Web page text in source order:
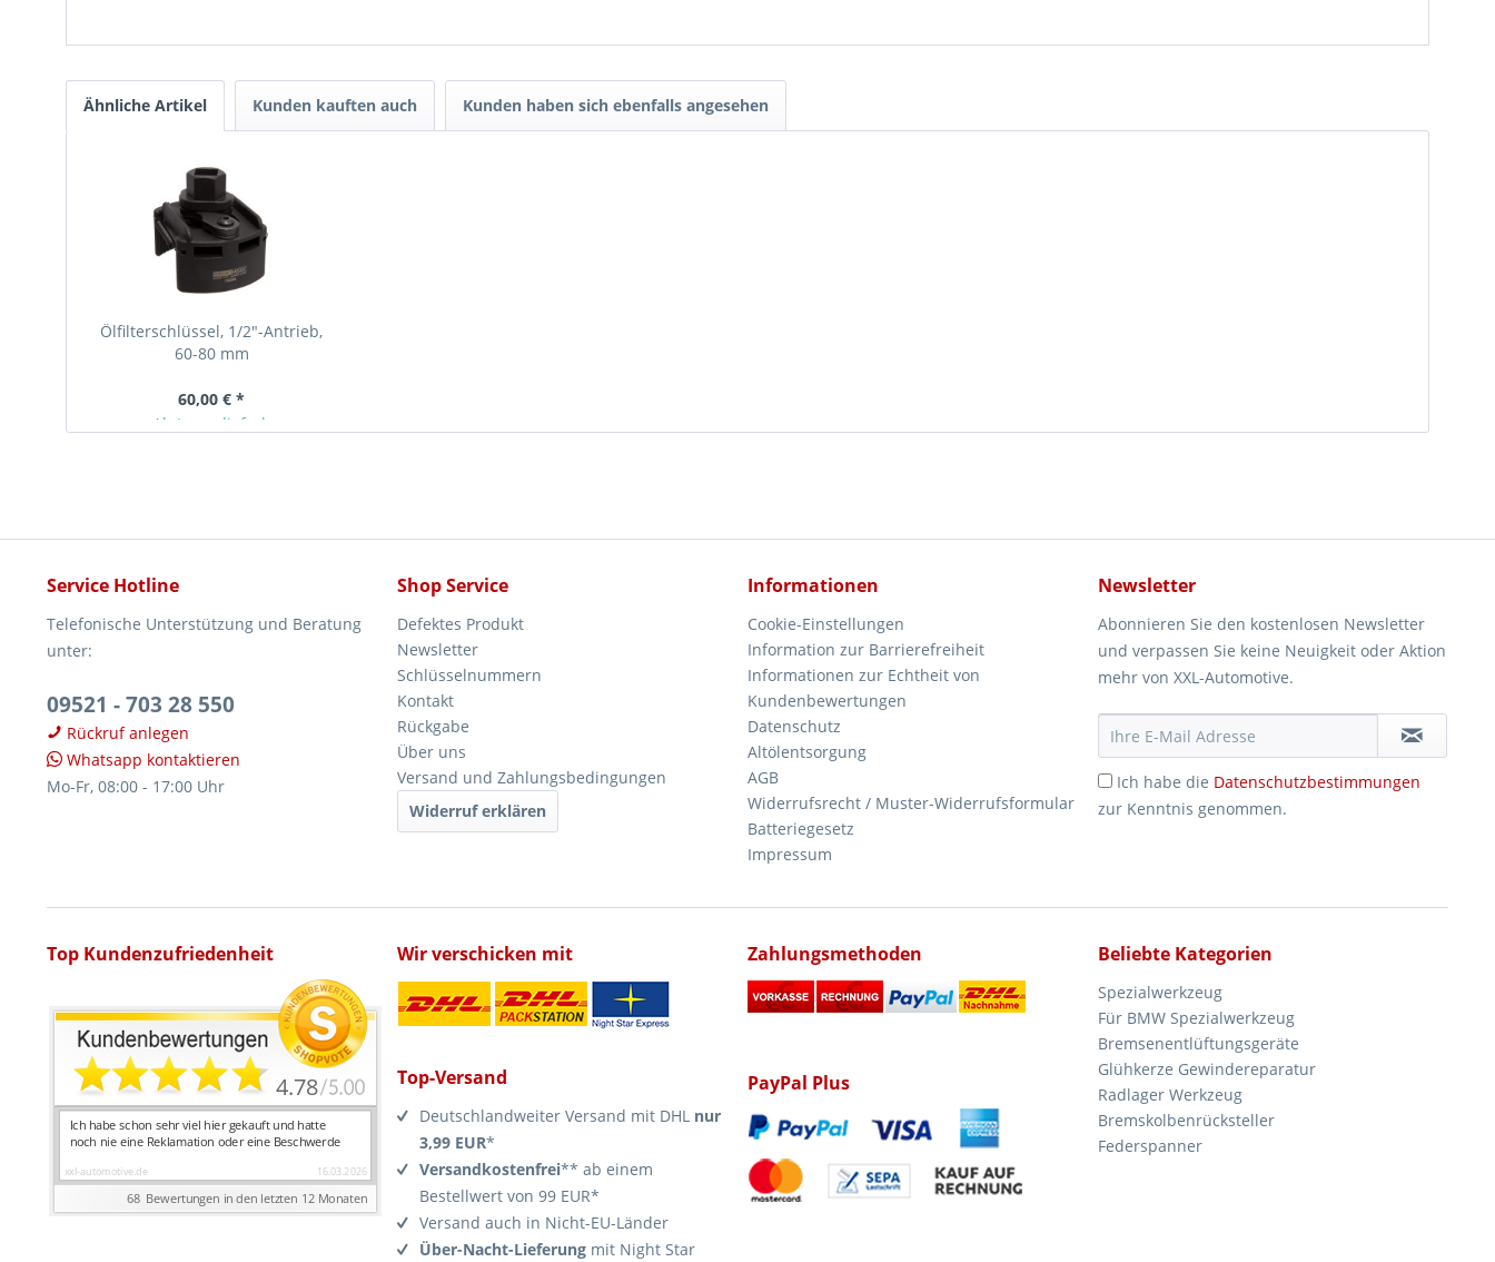
Ähnliche Artikel Kunden kauften auch Kunden haben sich ebenfalls angesehen
Ölfilterschlüssel, 1/2"-Antrieb,
60-80 mm
60,00 € *
Ab Lager lieferbar
Service Hotline
Telefonische Unterstützung und Beratung
unter:
09521 - 703 28 550
Rückruf anlegen
Whatsapp kontaktieren
Mo-Fr, 08:00 - 17:00 Uhr
Shop Service
Defektes Produkt
Newsletter
Schlüsselnummern
Kontakt
Rückgabe
Über uns
Versand und Zahlungsbedingungen
Widerruf erklären
Informationen
Cookie-Einstellungen
Information zur Barrierefreiheit
Informationen zur Echtheit von
Kundenbewertungen
Datenschutz
Altölentsorgung
AGB
Widerrufsrecht / Muster-Widerrufsformular
Batteriegesetz
Impressum
Newsletter
Abonnieren Sie den kostenlosen Newsletter
und verpassen Sie keine Neuigkeit oder Aktion
mehr von XXL-Automotive.
Ich habe die Datenschutzbestimmungen
zur Kenntnis genommen.
Top Kundenzufriedenheit Wir verschicken mit
Top-Versand
Deutschlandweiter Versand mit DHL nur
3,99 EUR*
Versandkostenfrei** ab einem
Bestellwert von 99 EUR*
Versand auch in Nicht-EU-Länder
Über-Nacht-Lieferung mit Night Star
Zahlungsmethoden
PayPal Plus
Beliebte Kategorien
Spezialwerkzeug
Für BMW Spezialwerkzeug
Bremsenentlüftungsgeräte
Glühkerze Gewindereparatur
Radlager Werkzeug
Bremskolbenrücksteller
Federspanner